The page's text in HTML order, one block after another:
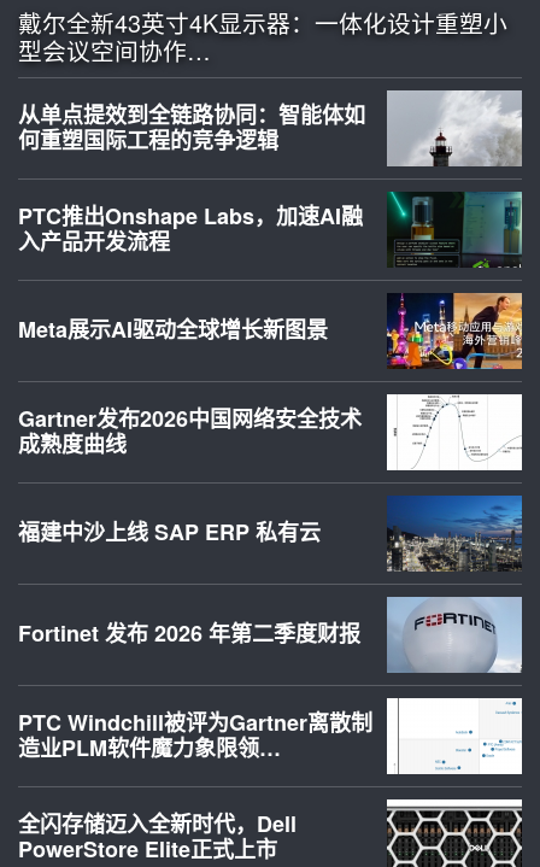
戴尔全新43英寸4K显示器：一体化设计重塑小
型会议空间协作…
从单点提效到全链路协同：智能体如
何重塑国际工程的竞争逻辑
PTC推出Onshape Labs，加速AI融
入产品开发流程
Meta展示AI驱动全球增长新图景
Gartner发布2026中国网络安全技术
成熟度曲线
福建中沙上线 SAP ERP 私有云
Fortinet 发布 2026 年第二季度财报
PTC Windchill被评为Gartner离散制
造业PLM软件魔力象限领…
全闪存储迈入全新时代，Dell
PowerStore Elite正式上市